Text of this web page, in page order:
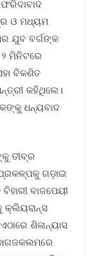
ଓ ମଧ୍ୟମ
ଯୁବ ବର୍ଗଙ୍କ
ମିନିଟରେ
ବିକଶିତ
କହିଥିଲେ।
ଧନ୍ୟବାଦ
ତୀବ୍ର
ପ୍ରକଳ୍ପକୁ ଗଡ଼ାଇ
ବାଜପେୟୀ
କ୍ଲିୟରାନ୍ସ
ଶିଳାନ୍ୟାସ